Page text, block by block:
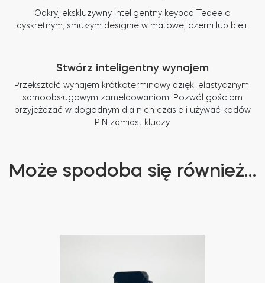
Odkryj ekskluzywny inteligentny keypad Tedee o
dyskretnym, smukłym designie w matowej czerni lub bieli.
Stwórz inteligentny wynajem
Przekształć wynajem krótkoterminowy dzięki elastycznym,
samoobsługowym zameldowaniom. Pozwól gościom
przyjeżdżać w dogodnym dla nich czasie i używać kodów
PIN zamiast kluczy.
Może spodoba się również…